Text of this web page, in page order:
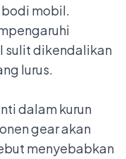
mobil.
sulit dikendalikan
lurus.
dalam kurun
gear akan
menyebabkan